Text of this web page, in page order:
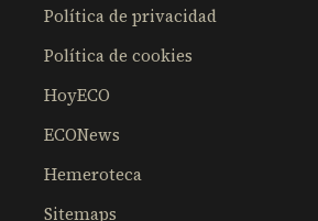
Política de privacidad
Política de cookies
HoyECO
ECONews
Hemeroteca
Sitemaps